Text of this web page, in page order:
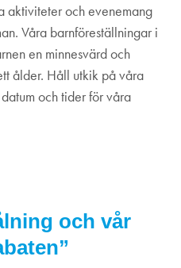
aktiviteter och evenemang
Våra barnföreställningar i
en minnesvärd och
ålder. Håll utkik på våra
och tider för våra
och vår